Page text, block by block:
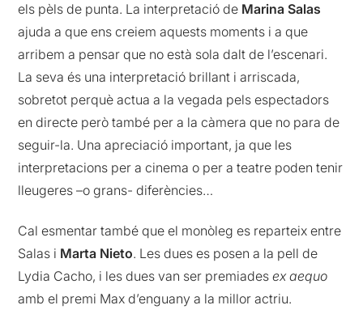
els pèls de punta. La interpretació de Marina Salas
ajuda a que ens creiem aquests moments i a que
arribem a pensar que no està sola dalt de l’escenari.
La seva és una interpretació brillant i arriscada,
sobretot perquè actua a la vegada pels espectadors
en directe però també per a la càmera que no para de
seguir-la. Una apreciació important, ja que les
interpretacions per a cinema o per a teatre poden tenir
lleugeres –o grans- diferències…
Cal esmentar també que el monòleg es reparteix entre
Salas i Marta Nieto. Les dues es posen a la pell de
Lydia Cacho, i les dues van ser premiadesex aequo
amb el premi Max d’enguany a la millor actriu.